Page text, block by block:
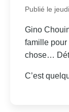
Publié le
Gino
famille
chose…
C’est